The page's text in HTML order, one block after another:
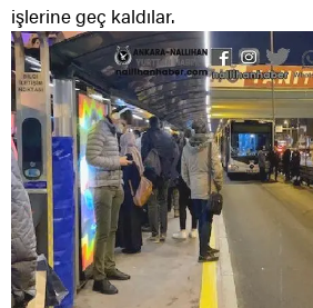
işlerine geç kaldılar.